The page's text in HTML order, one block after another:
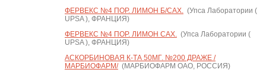
ФЕРВЕКС №4 ПОР. ЛИМОН Б/САХ.(Упса Лаборатории (
UPSA ), ФРАНЦИЯ)
ФЕРВЕКС №4 ПОР. ЛИМОН САХ.(Упса Лаборатории (
UPSA ), ФРАНЦИЯ)
АСКОРБИНОВАЯ К-ТА 50МГ. №200 ДРАЖЕ /
МАРБИОФАРМ/(МАРБИОФАРМ ОАО, РОССИЯ)